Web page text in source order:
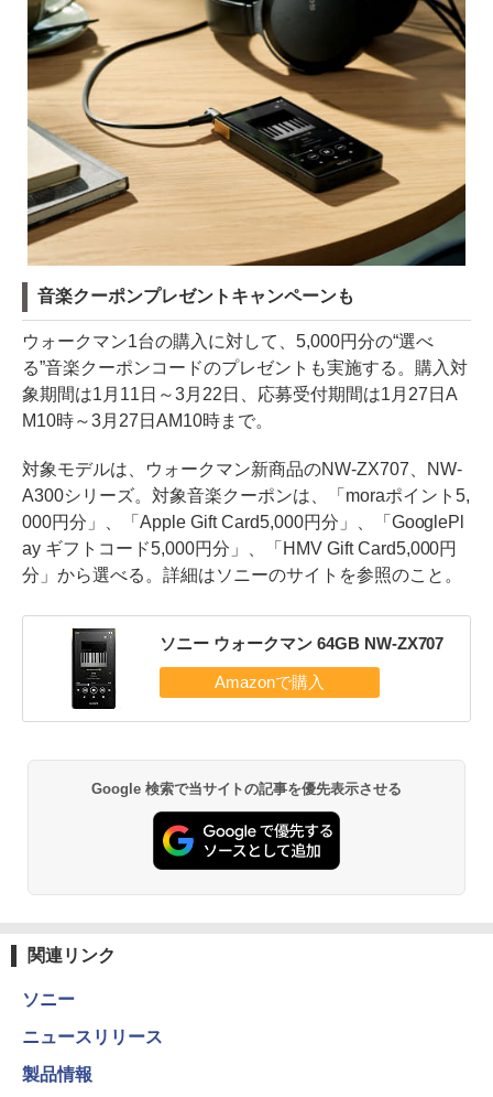
音楽クーポンプレゼントキャンペーンも
ウォークマン1台の購入に対して、5,000円分の“選べ
る”音楽クーポンコードのプレゼントも実施する。購入対
象期間は1月11日～3月22日、応募受付期間は1月27日A
M10時～3月27日AM10時まで。
対象モデルは、ウォークマン新商品のNW-ZX707、NW-
A300シリーズ。対象音楽クーポンは、「moraポイント5,
000円分」、「Apple Gift Card5,000円分」、「GooglePl
ay ギフトコード5,000円分」、「HMV Gift Card5,000円
分」から選べる。詳細はソニーのサイトを参照のこと。
ソニー ウォークマン 64GB NW-ZX707
Google 検索で当サイトの記事を優先表示させる
関連リンク
ソニー
ニュースリリース
製品情報